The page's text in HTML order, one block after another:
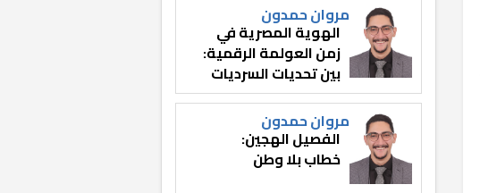
مروان حمدون
الهوية المصرية في
زمن العولمة الرقمية:
بين تحديات السرديات
وصناعة الوعي
مروان حمدون
الفصيل الهجين:
خطاب بلا وطن